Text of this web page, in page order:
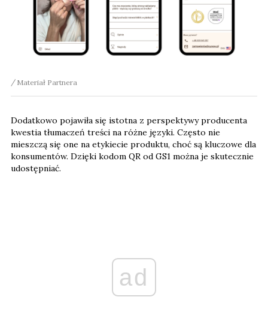
Materiał Partnera
Dodatkowo pojawiła się istotna z perspektywy producenta
mieszczą się one na etykiecie produktu, choć są kluczowe dla
konsumentów. Dzięki kodom QR od GS1 można je skutecznie
udostępniać.
ad